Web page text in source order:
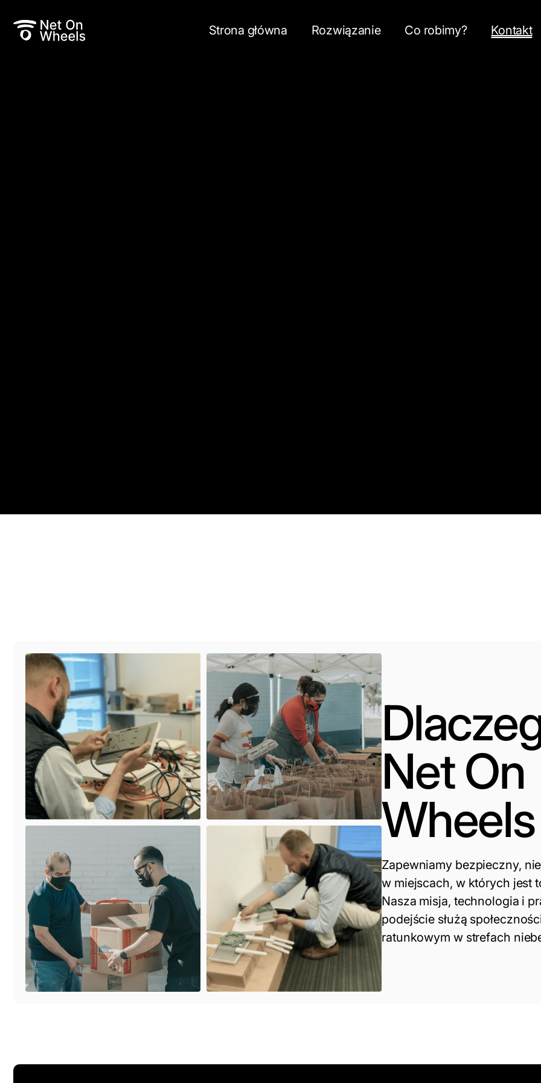
Strona główna Rozwiązanie Co robimy? Kontakt
Net On
Wheels
Zapewniamy bezpieczny,
w miejscach, w których jest
Nasza misja, technologia i
podejście służą
ratunkowym w strefach